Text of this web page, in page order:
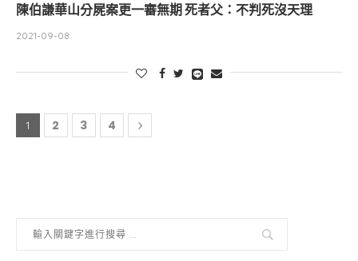
陳伯謙華山分屍案更一審無期 死者父：不判死沒天理
2021-09-08
1 2 3 4